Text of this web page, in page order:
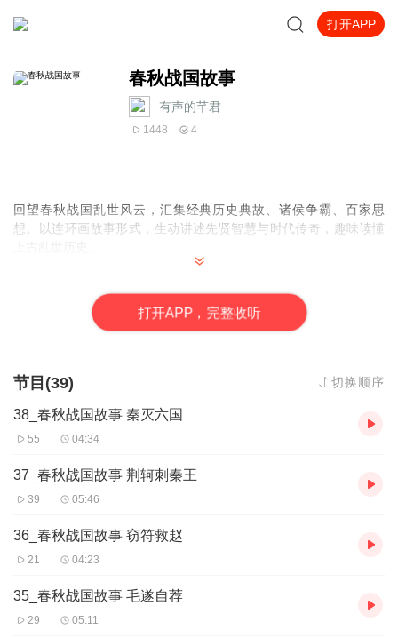
打开APP
春秋战国故事
有声的芊君
1448 4
回望春秋战国乱世风云，汇集经典历史典故、诸侯争霸、百家思
想。以连环画故事形式，生动讲述先贤智慧与时代传奇，趣味读懂
乱世群雄逐鹿，品读诸子百家千年智慧
打开APP，完整收听
节目(39) 切换顺序
38_春秋战国故事 秦灭六国
55 04:34
37_春秋战国故事 荆轲刺秦王
39 05:46
36_春秋战国故事 窃符救赵
21 04:23
35_春秋战国故事 毛遂自荐
29 05:11